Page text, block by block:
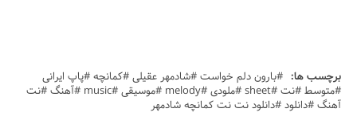
برچسب ها: #بارون دلم خواست #شادمهر عقیلی #کمانچه #پاپ ایرانی
#متوسط #نت #sheet #ملودی #melody #موسیقی #music #آهنگ #نت
آهنگ #دانلود #دانلود نت نت کمانچه شادمهر